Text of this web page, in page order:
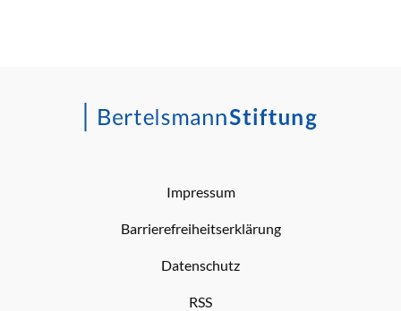
Impressum
Barrierefreiheitserklärung
Datenschutz
RSS